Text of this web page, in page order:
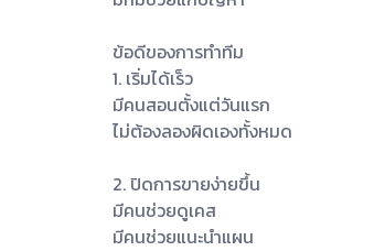
ข้อดีของการทำทีม
1. เริ่มได้เร็ว
มีคนสอนตั้งแต่วันแรก
ไม่ต้องลองผิดเองทั้งหมด
2. ปิดการขายง่ายขึ้น
มีคนช่วยดูเคส
มีคนช่วยแนะนำแผน